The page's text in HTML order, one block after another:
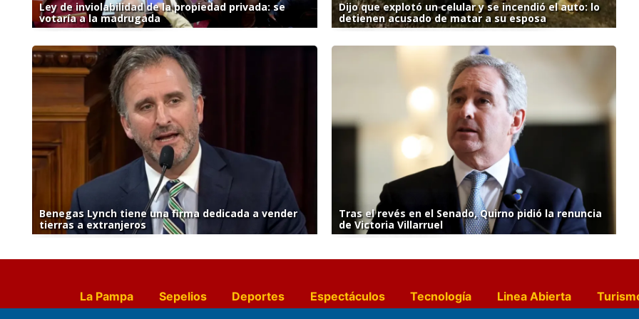
Ley de inviolabilidad de la propiedad privada: se
votaría a la madrugada
Dijo que explotó un celular y se incendió el auto: lo
detienen acusado de matar a su esposa
Benegas Lynch tiene una firma dedicada a vender
tierras a extranjeros
Tras el revés en el Senado, Quirno pidió la renuncia
de Victoria Villarruel
La Pampa Sepelios Deportes Espectáculos Tecnología Linea Abierta